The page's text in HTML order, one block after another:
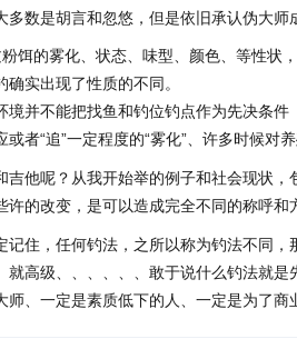
数是胡言和忽悠，但是依旧承认伪大师
饵的雾化、状态、味型、颜色、等性状
实出现了性质的不同。
并不能把找鱼和钓位钓点作为先决条
者“追”一定程度的“雾化”、许多时候对养
他呢？从我开始举的例子和社会现状
的改变，是可以造成完全不同的称呼和
住，任何钓法，之所以称为钓法不同
高级、、、、、、敢于说什么钓法就
、一定是素质低下的人、一定是为了商